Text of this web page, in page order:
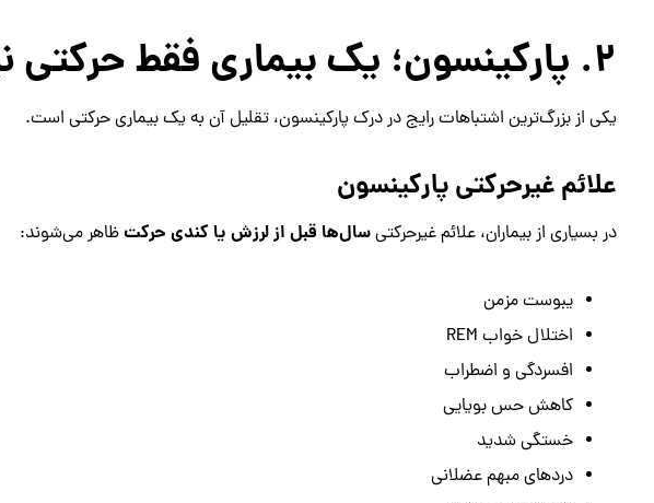
۲. پارکینسون؛ یک بیماری فقط حرکتی نیست
یکی از بزرگ‌ترین اشتباهات رایج در درک پارکینسون، تقلیل آن به یک بیماری حرکتی است.
علائم غیرحرکتی پارکینسون
در بسیاری از بیماران، علائم غیرحرکتیسال‌ها قبل از لرزش یا کندی حرکتظاهر می‌شوند:
یبوست مزمن
اختلال خواب REM
افسردگی و اضطراب
کاهش حس بویایی
خستگی شدید
دردهای مبهم عضلانی